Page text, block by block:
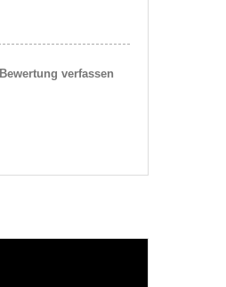
Bewertung verfassen